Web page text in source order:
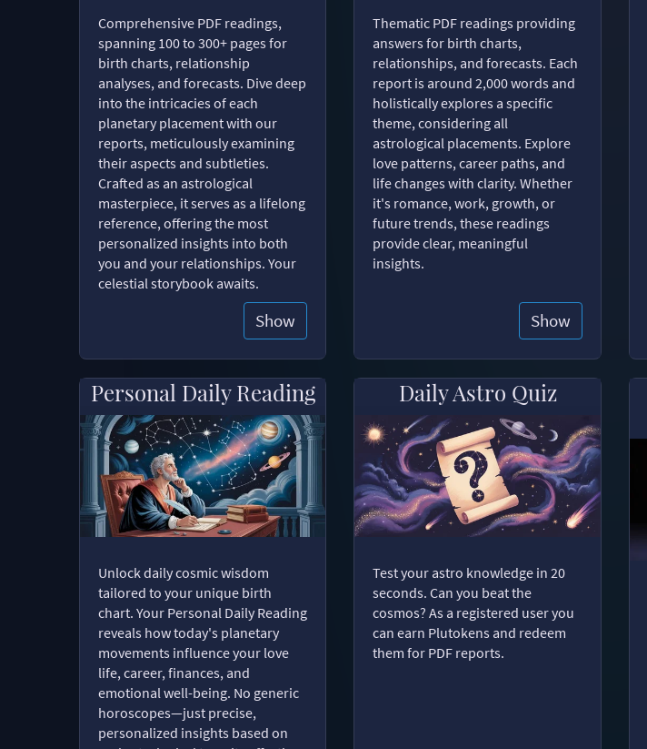
Comprehensive PDF readings,
spanning 100 to 300+ pages for
birth charts, relationship
analyses, and forecasts. Dive deep
into the intricacies of each
planetary placement with our
reports, meticulously examining
their aspects and subtleties.
Crafted as an astrological
masterpiece, it serves as a lifelong
reference, offering the most
personalized insights into both
you and your relationships. Your
celestial storybook awaits.
Show
Thematic PDF readings providing
answers for birth charts,
relationships, and forecasts. Each
report is around 2,000 words and
holistically explores a specific
theme, considering all
astrological placements. Explore
love patterns, career paths, and
life changes with clarity. Whether
it's romance, work, growth, or
future trends, these readings
provide clear, meaningful
insights.
Show
Personal Daily Reading
Unlock daily cosmic wisdom
tailored to your unique birth
chart. Your Personal Daily Reading
reveals how today's planetary
movements influence your love
life, career, finances, and
emotional well-being. No generic
horoscopes—just precise,
personalized insights based on
Daily Astro Quiz
Test your astro knowledge in 20
seconds. Can you beat the
cosmos? As a registered user you
can earn Plutokens and redeem
them for PDF reports.